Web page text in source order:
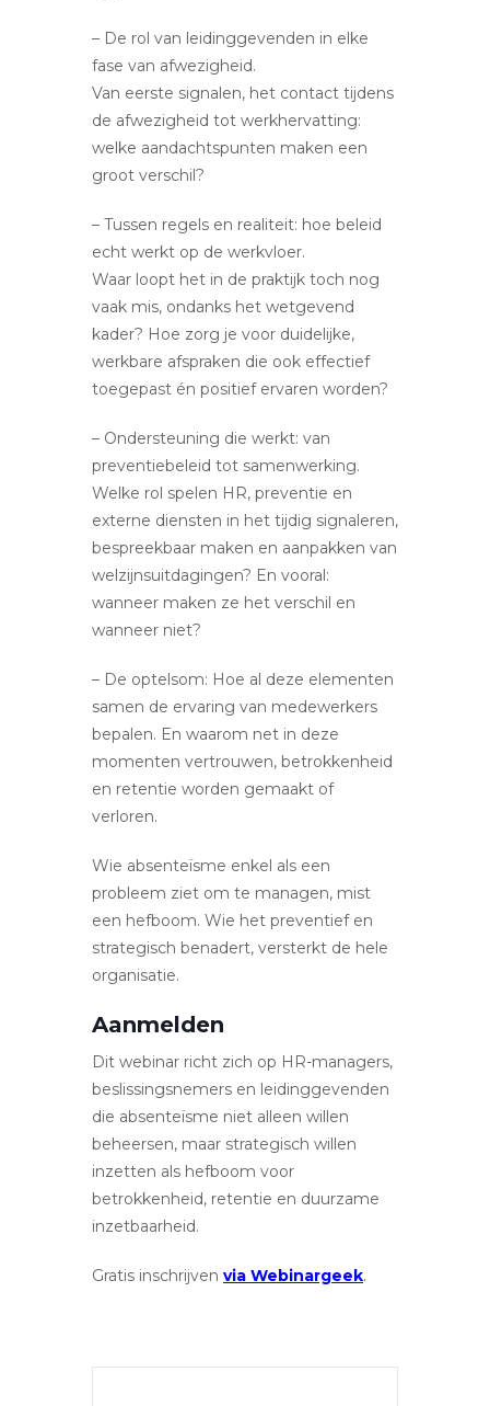
– De rol van leidinggevenden in elke
fase van afwezigheid.
Van eerste signalen, het contact tijdens
de afwezigheid tot werkhervatting:
welke aandachtspunten maken een
groot verschil?
– Tussen regels en realiteit: hoe beleid
echt werkt op de werkvloer.
Waar loopt het in de praktijk toch nog
vaak mis, ondanks het wetgevend
kader? Hoe zorg je voor duidelijke,
werkbare afspraken die ook effectief
toegepast én positief ervaren worden?
– Ondersteuning die werkt: van
preventiebeleid tot samenwerking.
Welke rol spelen HR, preventie en
externe diensten in het tijdig signaleren,
bespreekbaar maken en aanpakken van
welzijnsuitdagingen? En vooral:
wanneer maken ze het verschil en
wanneer niet?
– De optelsom: Hoe al deze elementen
samen de ervaring van medewerkers
bepalen. En waarom net in deze
momenten vertrouwen, betrokkenheid
en retentie worden gemaakt of
verloren.
Wie absenteïsme enkel als een
probleem ziet om te managen, mist
een hefboom. Wie het preventief en
strategisch benadert, versterkt de hele
organisatie.
Aanmelden
Dit webinar richt zich op HR-managers,
beslissingsnemers en leidinggevenden
die absenteïsme niet alleen willen
beheersen, maar strategisch willen
inzetten als hefboom voor
betrokkenheid, retentie en duurzame
inzetbaarheid.
Gratis inschrijven via Webinargeek.